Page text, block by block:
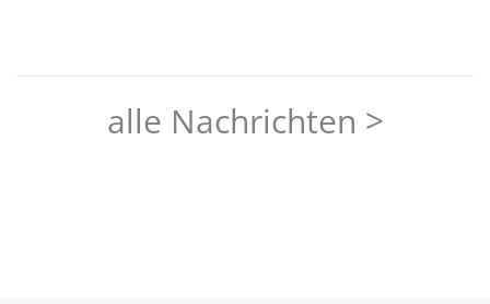
alle Nachrichten >